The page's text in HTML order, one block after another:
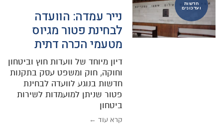
חדשות
ועדכונים
נייר עמדה: הוועדה
לבחינת פטור מגיוס
מטעמי הכרה דתית
דיון מיוחד של וועדות חוץ וביטחון
וחוקה, חוק ומשפט עסק בתקנות
חדשות בנוגע לוועדה לבחינת
פטור שניתן למועמדות לשירות
ביטחון
קרא עוד ←